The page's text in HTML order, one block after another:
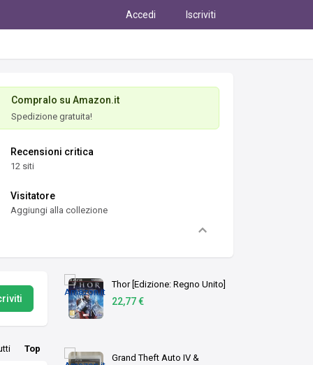
Accedi Iscriviti
Compralo su Amazon.it
Spedizione gratuita!
Recensioni critica
12 siti
Visitatore
Aggiungi alla collezione
Thor [Edizione: Regno Unito]
22,77 €
Grand Theft Auto IV &
Top